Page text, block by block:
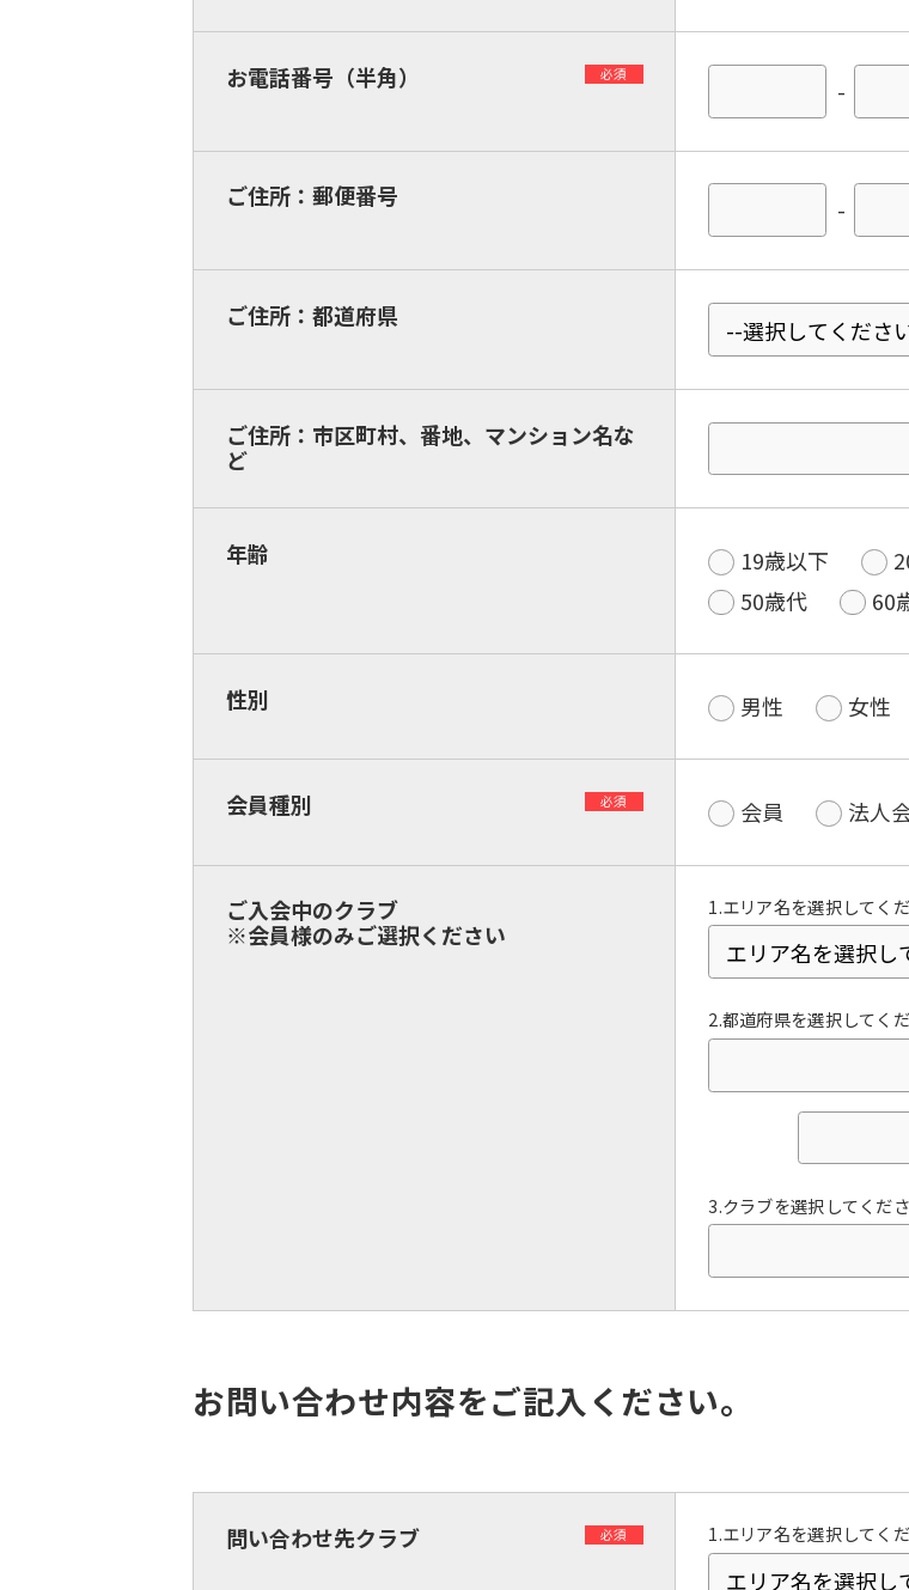
お電話番号（半角） 必須
-
ご住所：郵便番号 -
ご住所：都道府県
ご住所：市区町村、番地、マンション名な
ど
年齢 19歳以下
50歳代
60
性別 男性 女性
会員種別 必須 会員 法人
ご入会中のクラブ
※会員様のみご選択ください
1.エリア名を選択してくだ
2.都道府県を選択してくだ
3.クラブを選択してくださ
お問い合わせ内容をご記入ください。
問い合わせ先クラブ 必須 1.エリア名を選択してくだ
For
Central Sports official
English. Click the link below
automatic translation) to
translation service, the
version of this website will be
fully understand this before
the service.